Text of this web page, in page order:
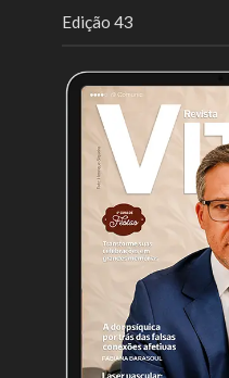
Edição 43